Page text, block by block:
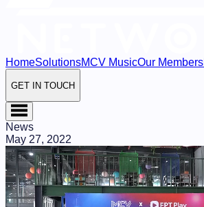
HomeSolutionsMCV MusicOur Members
GET IN TOUCH
News
May 27, 2022